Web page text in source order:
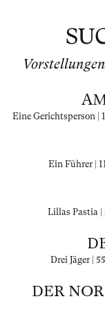
Eine Gerichtsperson |
Ein Führer |
Lillas Pastia |
Drei Jäger |
DER